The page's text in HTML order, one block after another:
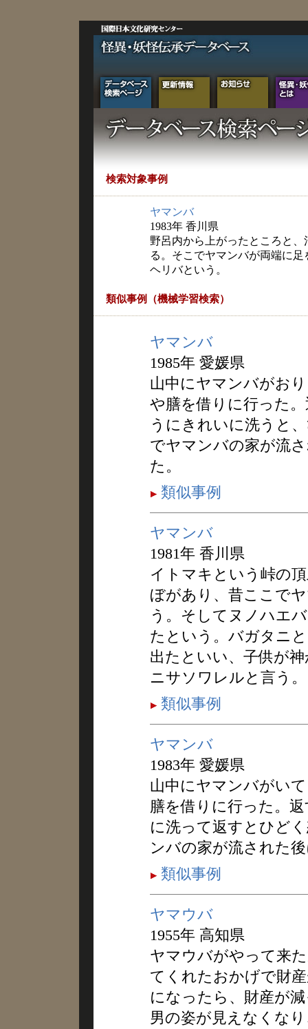
検索対象事例
ヤマンバ
1983年 香川県
野呂内から上がったところと
る。そこでヤマンバが両端に
ヘリバという。
類似事例（機械学習検索）
ヤマンバ
1985年 愛媛県
山中にヤマンバがお
や膳を借りに行った
うにきれいに洗うと
でヤマンバの家が流
た。
類似事例
ヤマンバ
1981年 香川県
イトマキという峠の
ぼがあり、昔ここで
う。そしてヌノハエ
たという。バガタニ
出たといい、子供が
ニサソワレルと言う。
類似事例
ヤマンバ
1983年 愛媛県
山中にヤマンバがい
膳を借りに行った。
に洗って返すとひど
ンバの家が流された
類似事例
ヤマウバ
1955年 高知県
ヤマウバがやって来
てくれたおかげで財
になったら、財産が
男の姿が見えなくな